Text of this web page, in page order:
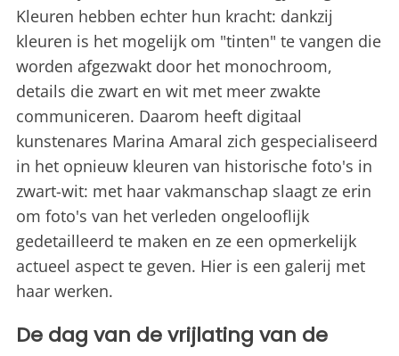
Kleuren hebben echter hun kracht: dankzij
kleuren is het mogelijk om "tinten" te vangen die
worden afgezwakt door het monochroom,
details die zwart en wit met meer zwakte
communiceren. Daarom heeft digitaal
kunstenares Marina Amaral zich gespecialiseerd
in het opnieuw kleuren van historische foto's in
zwart-wit: met haar vakmanschap slaagt ze erin
om foto's van het verleden ongelooflijk
gedetailleerd te maken en ze een opmerkelijk
actueel aspect te geven. Hier is een galerij met
haar werken.
De dag van de vrijlating van de